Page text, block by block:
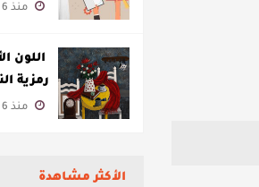
منذ 6 أيام
اللون
رمزية
منذ 6 أيام
الأكثر مشاهدة